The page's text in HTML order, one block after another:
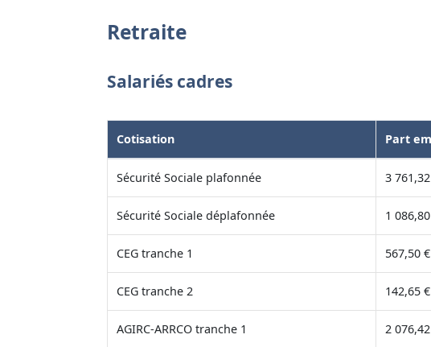
Retraite
Salariés cadres
Cotisation Part
Sécurité Sociale plafonnée 3
Sécurité Sociale déplafonnée 1
CEG tranche 1 567,50 €
CEG tranche 2 142,65 €
AGIRC-ARRCO tranche 1 2